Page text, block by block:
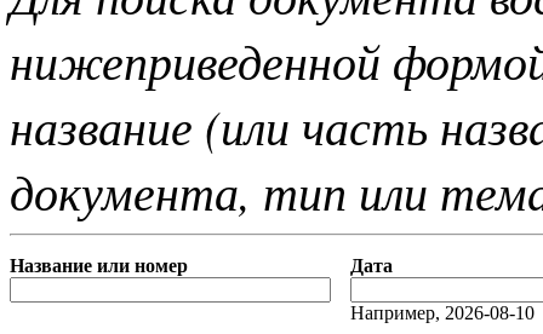
нижеприведенной
название (или часть
документа, тип или
Название или номер Дата
Например, 2026-08-10